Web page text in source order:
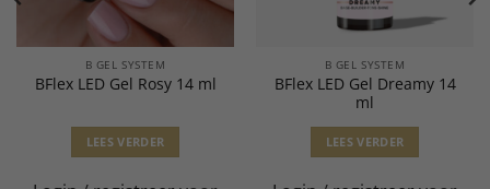
B GEL SYSTEM
BFlex LED Gel Rosy 14 ml
LEES VERDER
B GEL SYSTEM
BFlex LED Gel Dreamy 14
ml
LEES VERDER